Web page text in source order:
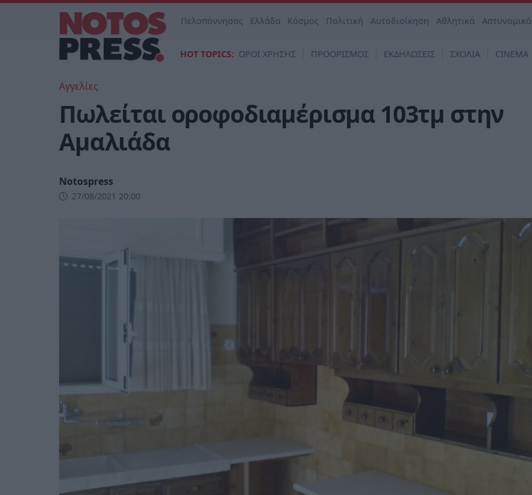
Πελοπόννησος Ελλάδα Κόσμος Πολιτική Αυτοδιοίκηση Αθλητικά Αστυνομικά
HOT TOPICS: ΟΡΟΙ ΧΡΗΣΗΣ ΠΡΟΟΡΙΣΜΟΣ ΕΚΔΗΛΩΣΕΙΣ ΣΧΟΛΙΑ CINEMA
Αγγελίες
Πωλείται οροφοδιαμέρισμα 103τμ στην
Αμαλιάδα
Notospress
27/08/2021 20:00